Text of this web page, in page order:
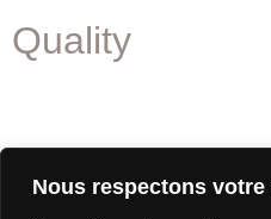
Nous respectons votre
Quality